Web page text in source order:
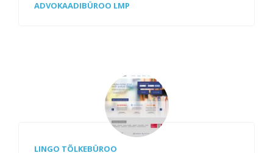
ADVOKAADIBÜROO LMP
LINGO TÕLKEBÜROO